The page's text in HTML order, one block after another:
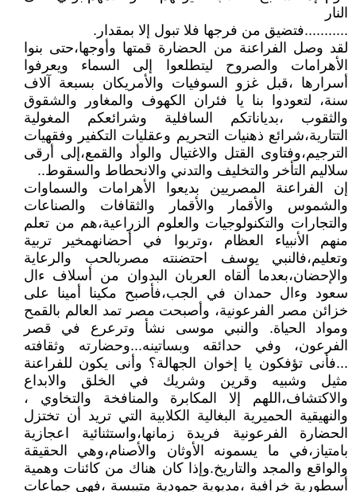
النار
...........فتضيق من فرجها فلا تبول إلا بمقدار.
لقد وصل الفراعنة من الحضارة قمتها وأوجها،حتى بنوا
الأهرامات والصروح ليتطلعوا إلى السماء ويعرفوا
أسرارها ،قبل غزو السوفيات والأمريكان بسبعة آلاف
سنة، لتعودوا بنا يا فئران الكهوف والمغاور والشقوق
والثقوب ،بدياناتكم السافلية وشرائعكم المغولية
التتارية،شرائع ذهنيات التحريم وعقليات التكفير وفقهيات
الترجيم،وفتاوى القتل والاغتيال والوأد والقمع،إلى أرقى
سلاليم التأخر والتخليف والتدني والانحطاط والسقوط..
إن الفراعنة المصريين بديعوا الأهرامات والسماوات
والشموس والأقمار والأقمار والثقافات والصناعات
والتجارات والتكنولوجيات والعلوم الزراعية،هم من تعلم
منهم الأنبياء العظام ،وتربوا في أحضانهمخير تربية
وتعليم،فالنبي يوسف احتضنته مصربالحب والرعاية
والإحضان،بعدما ألقاه العربان البدوان من أسلاف ءال
سعود وءال حمدان في الجب،فأصبح مكينا أمينا على
خزائن مصر الفرعونية، وأصبحت مصر تمد العالم بالقمح
ومواد الحياة. والنبي موسى نشأ وترعرع في قصر
الفرعون، وفي حدائقه وبساتينه...وحضارته وثقافته
...فأنى تؤفكون يا إخوان الجهالة؟ وأنى يكون للفراعنة
مثيل وشبيه وقرين وشريك في الخلق والابداع
والاكتشاف،اللهم إلا المكابرة والمنافخة والتخاوي ،
والنهيقية الحميرية البغالية الكلابية التي تريد أن تختزل
الحضارة الفرعونية فريدة زمانها،واستثنائية اعجازية
بامتياز،في ما يسمونه الأوثان والأصنام،وهي الحقيقة
والواقع والمجد والتاريخ.وإذا كان هناك من كائنات وهمية
أسطورية خرافية ،مديوية جمودية متيبسة ،فهي جماعات